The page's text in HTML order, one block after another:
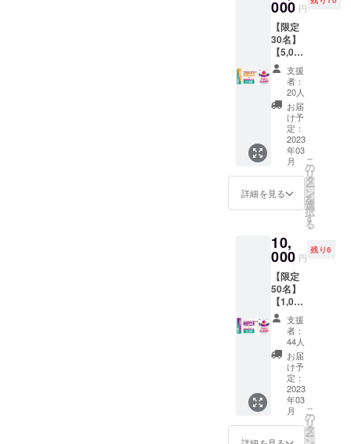
＋館内
利用券
3,000円
付き
カップ
ルや友
人、
ファミ
リーで
のご来
場にオ
ススメ
です。
※使用期
限：1年
間
000 円
【限定
30名】
【5,000
円利用
券が付
いてく
る！】
グラン
ピング
55,000
円利用
券：金
額
50,000
円 グラ
券5万円
＋館内
利用券
5,000円
付き 友
人同士
やファ
ミリー
でのご
来場に
オスス
メで
す。 ※
使用期
限：1年
間
支援
者：
20人
お届
け予
定：
2023
年03
月
詳細を見る
こ
の
リ
タ
ー
ン
を
選
択
す
る
10,
000 円
残り6
【限定
50名】
【1,000
円利用
券が付
いてく
る！】
オート
キャン
プ場
11,000
円利用
券：金
額
支援
者：
44人
お届
け予
定：
2023
年03
月
こ
の
リ
タ
ー